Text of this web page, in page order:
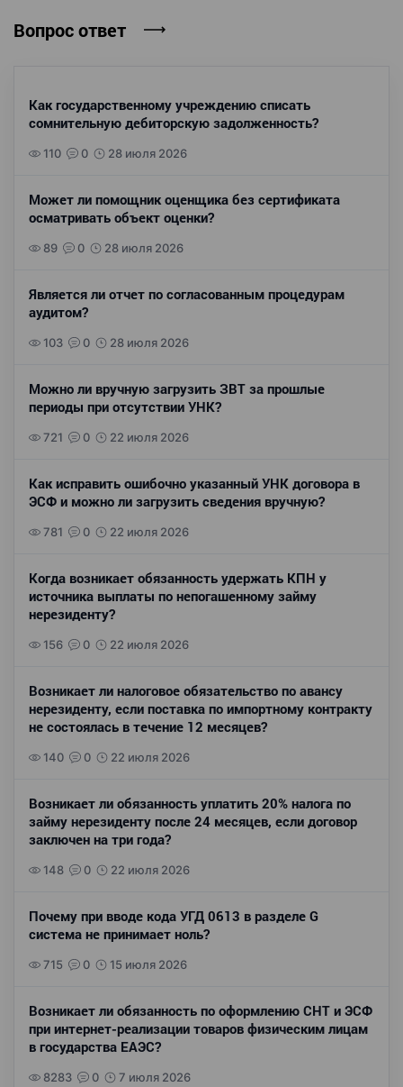
Вопрос ответ
Как государственному учреждению списать
сомнительную дебиторскую задолженность?
110 0 28 июля 2026
Может ли помощник оценщика без сертификата
осматривать объект оценки?
89 0 28 июля 2026
Является ли отчет по согласованным процедурам
аудитом?
103 0 28 июля 2026
Можно ли вручную загрузить ЗВТ за прошлые
периоды при отсутствии УНК?
721 0 22 июля 2026
Как исправить ошибочно указанный УНК договора в
ЭСФ и можно ли загрузить сведения вручную?
781 0 22 июля 2026
Когда возникает обязанность удержать КПН у
источника выплаты по непогашенному займу
нерезиденту?
156 0 22 июля 2026
Возникает ли налоговое обязательство по авансу
нерезиденту, если поставка по импортному контракту
не состоялась в течение 12 месяцев?
140 0 22 июля 2026
Возникает ли обязанность уплатить 20% налога по
займу нерезиденту после 24 месяцев, если договор
заключен на три года?
148 0 22 июля 2026
Почему при вводе кода УГД 0613 в разделе G
система не принимает ноль?
715 0 15 июля 2026
Возникает ли обязанность по оформлению СНТ и ЭСФ
при интернет-реализации товаров физическим лицам
в государства ЕАЭС?
8283 0 7 июля 2026